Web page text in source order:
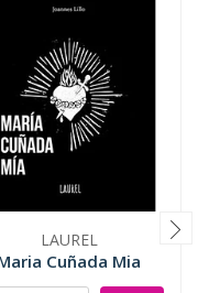
LAUREL
Cuñada Mia